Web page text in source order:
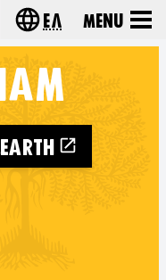
Choose your
Ελ Menu